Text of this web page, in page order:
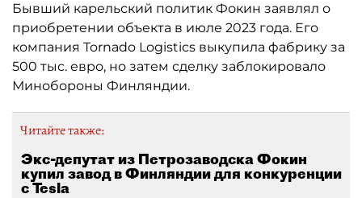
Бывший карельский политик Фокин заявлял о
приобретении объекта в июле 2023 года. Его
компания Tornado Logistics выкупила фабрику за
500 тыс. евро, но затем сделку заблокировало
Минобороны Финляндии.
Читайте также:
Экс-депутат из Петрозаводска Фокин
купил завод в Финляндии для конкуренции
c Tesla